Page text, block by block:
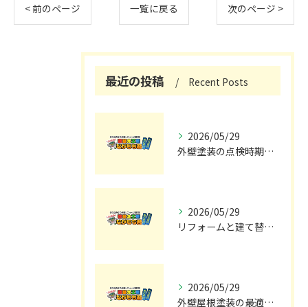
< 前のページ 一覧に戻る 次のページ >
最近の投稿 Recent Posts
2026/05/29
外壁塗装の点検時期と施工の最適タイミング
2026/05/29
リフォームと建て替えの費用と注意点完全解説
2026/05/29
外壁屋根塗装の最適メンテナンス時期